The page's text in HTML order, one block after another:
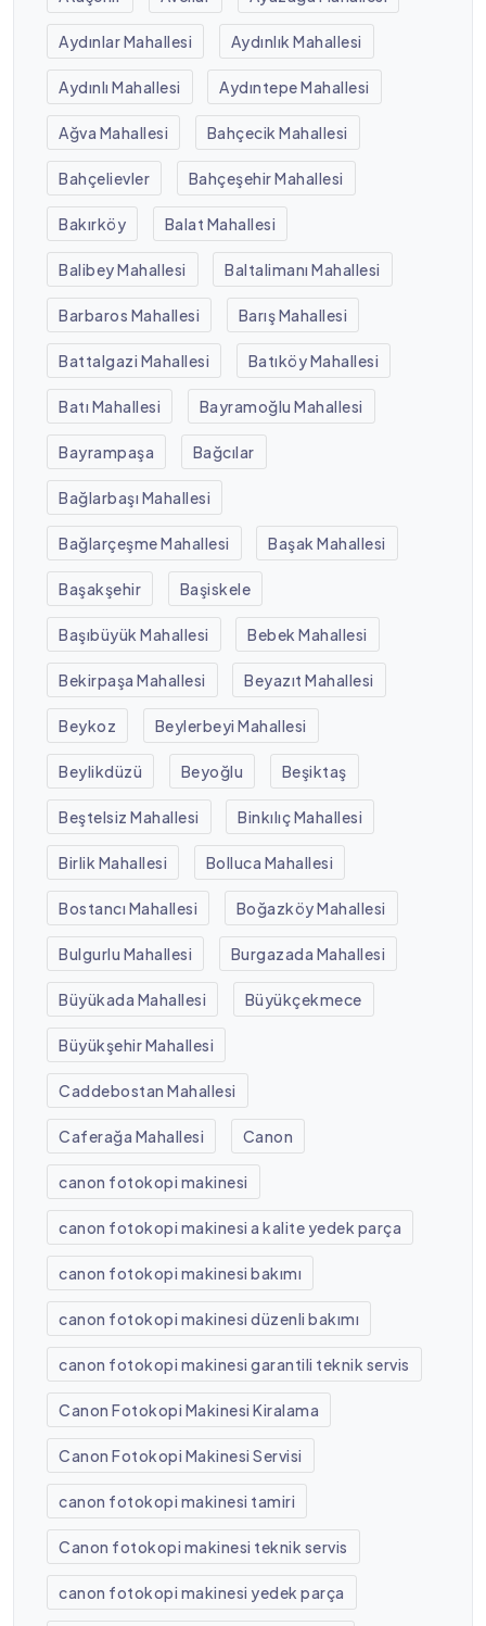
Aydınlar Mahallesi Aydınlık Mahallesi
Aydınlı Mahallesi Aydıntepe Mahallesi
Ağva Mahallesi Bahçecik Mahallesi
Bahçelievler Bahçeşehir Mahallesi
Bakırköy Balat Mahallesi
Balibey Mahallesi Baltalimanı Mahallesi
Barbaros Mahallesi Barış Mahallesi
Battalgazi Mahallesi Batıköy Mahallesi
Batı Mahallesi Bayramoğlu Mahallesi
Bayrampaşa Bağcılar
Bağlarbaşı Mahallesi
Bağlarçeşme Mahallesi Başak Mahallesi
Başakşehir Başiskele
Başıbüyük Mahallesi Bebek Mahallesi
Bekirpaşa Mahallesi Beyazıt Mahallesi
Beykoz Beylerbeyi Mahallesi
Beylikdüzü Beyoğlu Beşiktaş
Beştelsiz Mahallesi Binkılıç Mahallesi
Birlik Mahallesi Bolluca Mahallesi
Bostancı Mahallesi Boğazköy Mahallesi
Bulgurlu Mahallesi Burgazada Mahallesi
Büyükada Mahallesi Büyükçekmece
Büyükşehir Mahallesi
Caddebostan Mahallesi
Caferağa Mahallesi Canon
canon fotokopi makinesi
canon fotokopi makinesi a kalite yedek parça
canon fotokopi makinesi bakımı
canon fotokopi makinesi düzenli bakımı
canon fotokopi makinesi garantili teknik servis
Canon Fotokopi Makinesi Kiralama
Canon Fotokopi Makinesi Servisi
canon fotokopi makinesi tamiri
Canon fotokopi makinesi teknik servis
canon fotokopi makinesi yedek parça